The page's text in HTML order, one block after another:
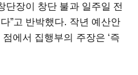
단장이 창단 불과 일주일 전
”고 반박했다. 작년 예산안
에서 집행부의 주장은 ‘즉